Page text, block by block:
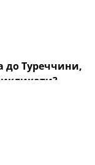
до Туреччини,